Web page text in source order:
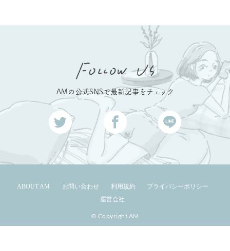
AMの公式SNSで最新記事をチェック
ABOUT AM お問い合わせ 利用規約
プライバシーポリシー
運営会社
© Copyright AM